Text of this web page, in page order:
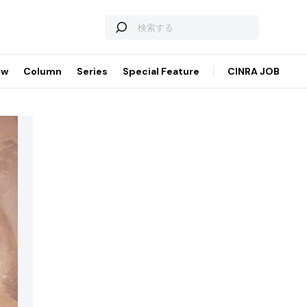
Column Series Special Feature CINRA JOB